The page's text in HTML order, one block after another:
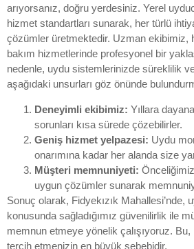
arıyorsanız, doğru yerdesiniz. Yerel
hizmet standartları sunarak, her türlü
çözümler üretmektedir. Uzman ekibimiz,
bakım hizmetlerinde profesyonel bir
nedenle, uydu sistemlerinizde süreklilik
aşağıdaki unsurları göz önünde
Deneyimli ekibimiz: Yıllara
sorunları kısa sürede çözebilirler.
Geniş hizmet yelpazesi: Uydu
onarımına kadar her alanda size
Müşteri memnuniyeti:
uygun çözümler sunarak
Sonuç olarak, Fidyekızık Mahallesi’nde,
konusunda sağladığımız güvenilirlik ile
memnun etmeye yönelik çalışıyoruz. Bu,
tercih etmenizin en büyük sebebidir.